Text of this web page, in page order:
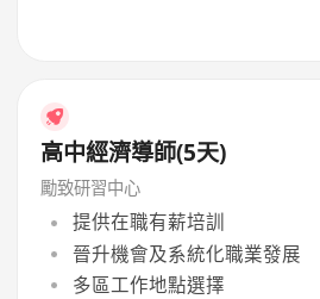
高中經濟導師(5天)
勵致研習中心
提供在職有薪培訓
晉升機會及系統化職業發展
多區工作地點選擇